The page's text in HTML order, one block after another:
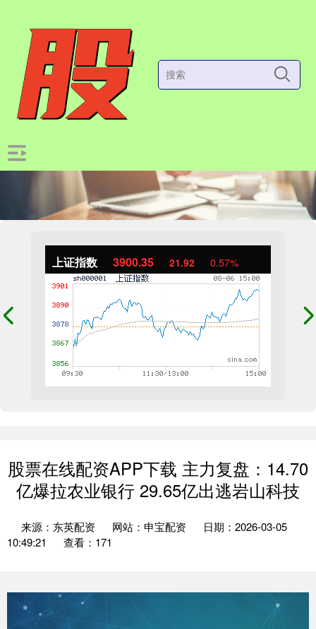
上证指数 3900.35 21.92 0.57%
股票在线配资APP下载 主力复盘：14.70
亿爆拉农业银行 29.65亿出逃岩山科技
来源：东英配资 网站：申宝配资
日期：2026-03-05
10:49:21
查看：171